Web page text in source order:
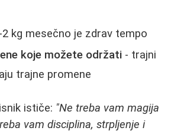
2 kg mesečno je zdrav tempo
koje možete održati - trajni
trajne promene
ističe: "Ne treba vam magija
vam disciplina, strpljenje i